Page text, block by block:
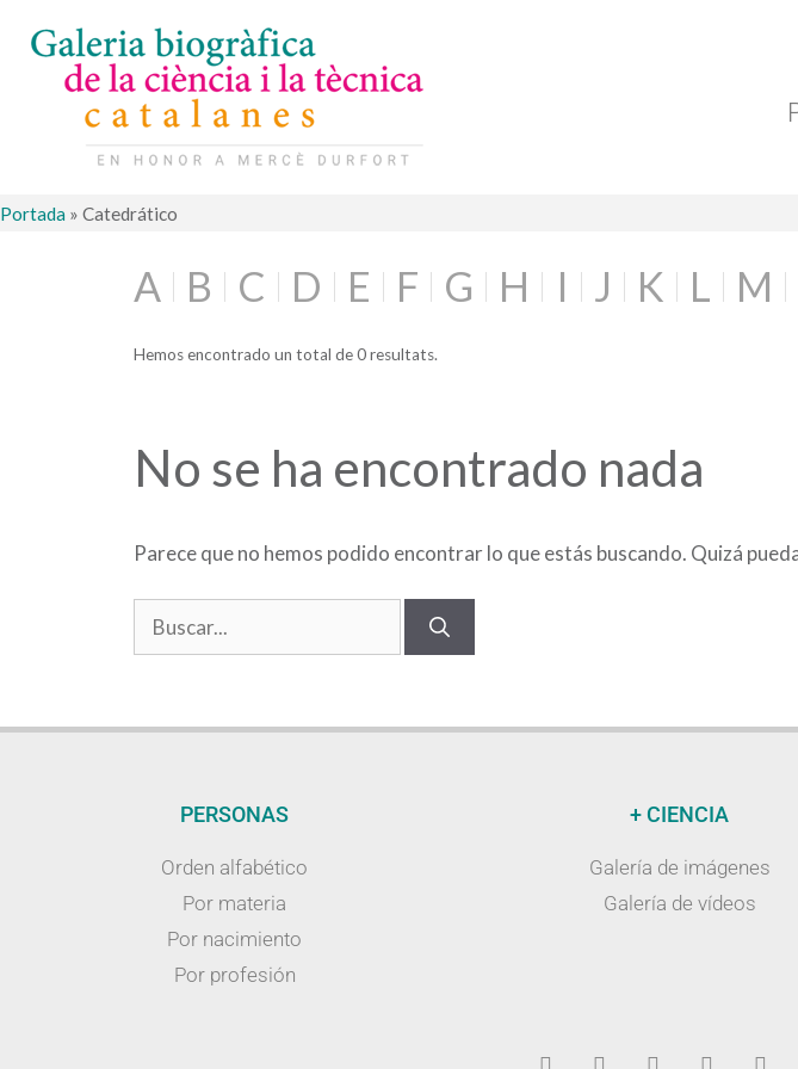
Portada » Catedrático
A B C D E F G H I J K L M
Hemos encontrado un total de 0 resultats.
No se ha encontrado nada
Parece que no hemos podido encontrar lo que estás buscando. Quizá
PERSONAS
Orden alfabético
Por materia
Por nacimiento
Por profesión
+ CIENCIA
Galería de imágenes
Galería de vídeos